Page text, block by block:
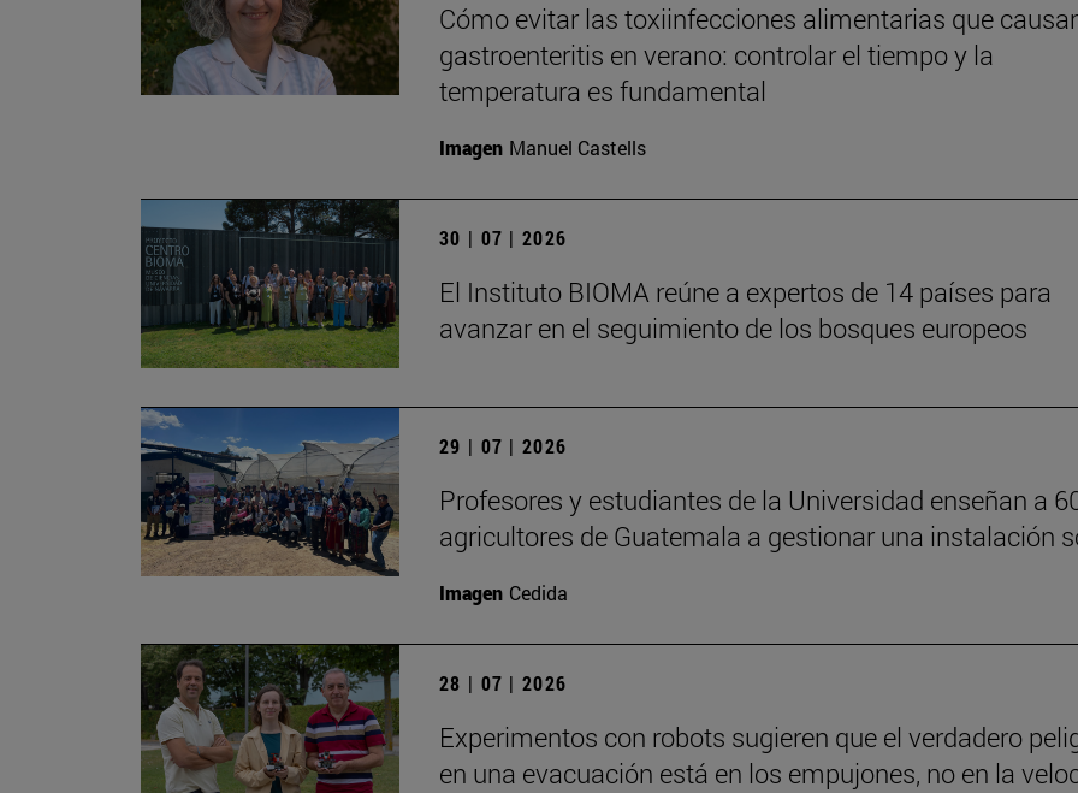
Cómo evitar las toxiinfecciones alimentarias que
gastroenteritis en verano: controlar el tiempo y la
temperatura es fundamental
Imagen Manuel Castells
30 | 07 | 2026
El Instituto BIOMA reúne a expertos de 14 países para
avanzar en el seguimiento de los bosques europeos
29 | 07 | 2026
Profesores y estudiantes de la Universidad enseñan a
agricultores de Guatemala a gestionar una instalación
Imagen Cedida
28 | 07 | 2026
Experimentos con robots sugieren que el verdadero
en una evacuación está en los empujones, no en la